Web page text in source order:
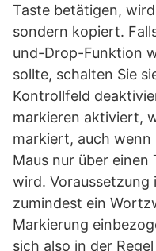
Taste betätigen,
sondern kopiert.
und-Drop-Funktion
sollte, schalten Sie
Kontrollfeld
markieren aktiviert,
markiert, auch wenn
Maus nur über einen
wird. Voraussetzung
zumindest ein
Markierung
sich also in der